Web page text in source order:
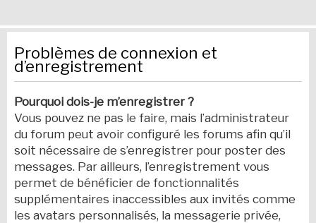
Problèmes de connexion et
d’enregistrement
Pourquoi dois-je m’enregistrer ?
Vous pouvez ne pas le faire, mais l’administrateur
du forum peut avoir configuré les forums afin qu’il
soit nécessaire de s’enregistrer pour poster des
messages. Par ailleurs, l’enregistrement vous
permet de bénéficier de fonctionnalités
supplémentaires inaccessibles aux invités comme
les avatars personnalisés, la messagerie privée,